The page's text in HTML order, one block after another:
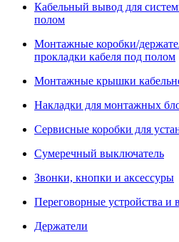
Кабельный вывод для
полом
Монтажные коробки/
прокладки кабеля под полом
Монтажные крышки
Накладки для монтажных
Сервисные коробки для
Сумеречный выключатель
Звонки, кнопки и аксессуры
Переговорные устройства и
Держатели